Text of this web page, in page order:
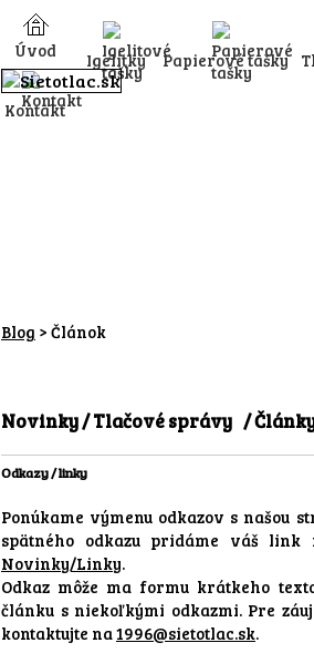
Úvod Igelitky Papierové tašky
Kontakt
Blog > Článok
Novinky / Tlačové správy /
Odkazy / linky
Ponúkame výmenu odkazov s našou
spätného odkazu pridáme váš
Novinky/Linky.
Odkaz môže ma formu krátkeho
článku s niekoľkými odkazmi. Pre
kontaktujte na1996@sietotlac.sk.